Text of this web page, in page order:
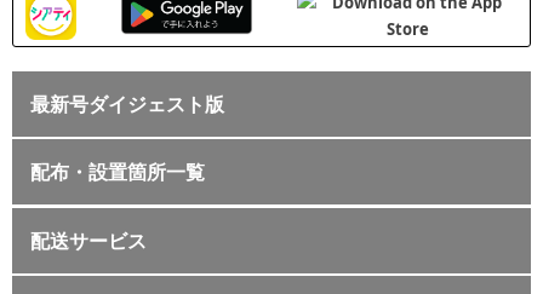
最新号ダイジェスト版
配布・設置箇所一覧
配送サービス